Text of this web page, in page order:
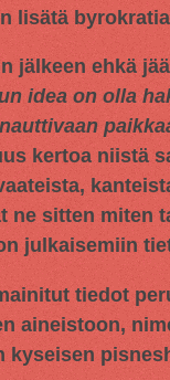
lisätä
jälkeen ehkä
idea on olla
kertoa niistä
ne sitten miten
julkaisemiin
tiedot
aineistoon,
kyseisen